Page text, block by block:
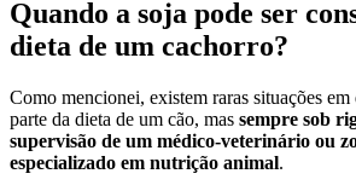
Quando a soja pode ser
dieta de um cachorro?
Como mencionei, existem raras situações em
parte da dieta de um cão, mas sempre sob
supervisão de um médico-veterinário ou
especializado em nutrição animal.